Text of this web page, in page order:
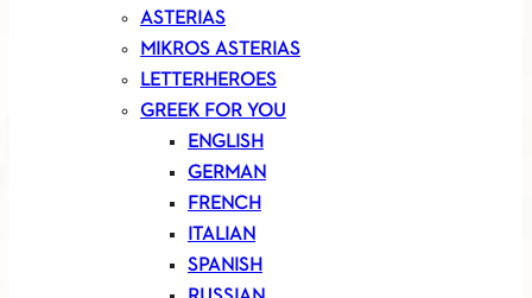
ASTERIAS
MIKROS ASTERIAS
LETTERHEROES
GREEK FOR YOU
ENGLISH
GERMAN
FRENCH
ITALIAN
SPANISH